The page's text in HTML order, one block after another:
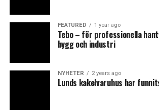
FEATURED 1 year ago
Tebo – för professionella
bygg och industri
NYHETER 2 years ago
Lunds kakelvaruhus har